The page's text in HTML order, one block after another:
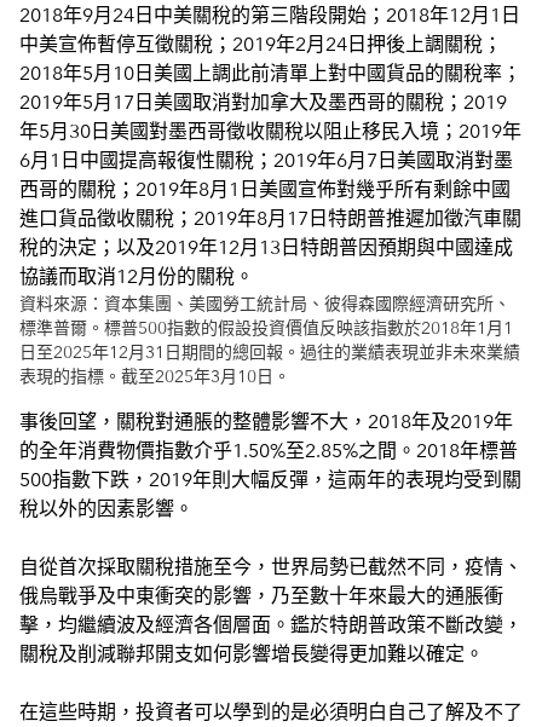
資料來源：資本集團、美國勞工統計局、彼得森國際經濟研究所、
標準普爾。標普500指數的假設投資價值反映該指數於2018年1月1
日至2025年12月31日期間的總回報。過往的業績表現並非未來業績
表現的指標。截至2025年3月10日。
事後回望，關稅對通脹的整體影響不大，2018年及2019年
的全年消費物價指數介乎1.50%至2.85%之間。2018年標普
500指數下跌，2019年則大幅反彈，這兩年的表現均受到關
稅以外的因素影響。
自從首次採取關稅措施至今，世界局勢已截然不同，疫情、
俄烏戰爭及中東衝突的影響，乃至數十年來最大的通脹衝
擊，均繼續波及經濟各個層面。鑑於特朗普政策不斷改變，
關稅及削減聯邦開支如何影響增長變得更加難以確定。
在這些時期，投資者可以學到的是必須明白自己了解及不了